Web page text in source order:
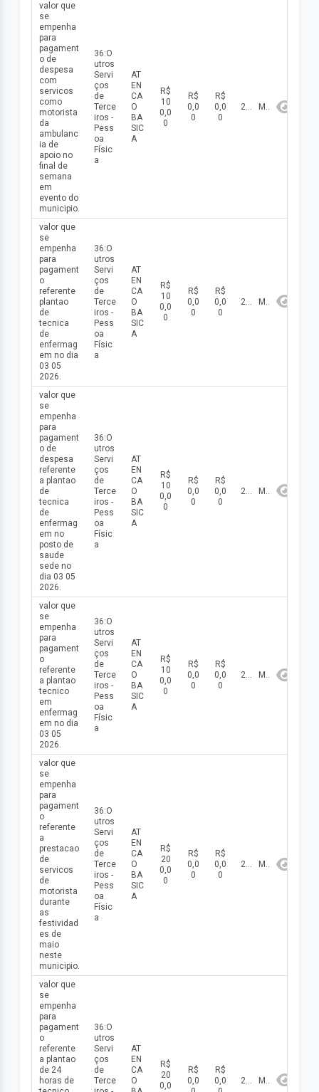
valor que
se
empenha
para
pagament
o de
despesa
com
servicos
como
motorista
da
ambulanc
ia de
apoio no
final de
semana
em
evento do
municipio.
36:O
utros
Servi
ços
de
Terce
iros -
Pess
oa
Físic
a
AT
EN
CA
O
BA
SIC
A
R$
10
0,0
0
R$
0,0
0
R$
0,0
0
2026 Maio
valor que
se
empenha
para
pagament
o
referente
plantao
de
tecnica
de
enfermag
em no dia
03 05
2026.
36:O
utros
Servi
ços
de
Terce
iros -
Pess
oa
Físic
a
AT
EN
CA
O
BA
SIC
A
R$
10
0,0
0
R$
0,0
0
R$
0,0
0
2026 Maio
valor que
se
empenha
para
pagament
o de
despesa
referente
a plantao
de
tecnica
de
enfermag
em no
posto de
saude
sede no
dia 03 05
2026.
36:O
utros
Servi
ços
de
Terce
iros -
Pess
oa
Físic
a
AT
EN
CA
O
BA
SIC
A
R$
10
0,0
0
R$
0,0
0
R$
0,0
0
2026 Maio
valor que
se
empenha
para
pagament
o
referente
a plantao
tecnico
em
enfermag
em no dia
03 05
2026.
36:O
utros
Servi
ços
de
Terce
iros -
Pess
oa
Físic
a
AT
EN
CA
O
BA
SIC
A
R$
10
0,0
0
R$
0,0
0
R$
0,0
0
2026 Maio
valor que
se
empenha
para
pagament
o
referente
a
prestacao
de
servicos
de
motorista
durante
as
festividad
es de
maio
neste
municipio.
36:O
utros
Servi
ços
de
Terce
iros -
Pess
oa
Físic
a
AT
EN
CA
O
BA
SIC
A
R$
20
0,0
0
R$
0,0
0
R$
0,0
0
2026 Maio
valor que
se
empenha
para
pagament
o
referente
a plantao
de 24
horas de
36:O
utros
Servi
ços
de
Terce
AT
EN
CA
O
R$
20
0,0
R$
0,0
R$
0,0
2026 Maio